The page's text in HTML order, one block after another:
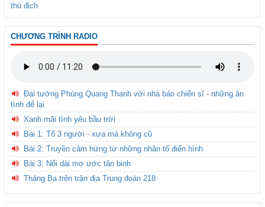
thù địch
CHƯƠNG TRÌNH RADIO
Đại tướng Phùng Quang Thanh với nhà báo chiến sĩ - những ân
tình để lại
Xanh mãi tình yêu bầu trời
Bài 1: Tổ 3 người - xưa mà không cũ
Bài 2: Truyền cảm hứng từ những nhân tố điển hình
Bài 3: Nối dài mơ ước tân binh
Tháng Ba trên trận địa Trung đoàn 218